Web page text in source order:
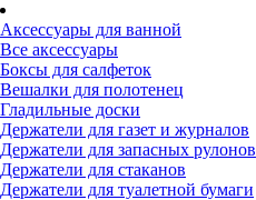
Аксессуары для ванной
Все аксессуары
Боксы для салфеток
Вешалки для полотенец
Гладильные доски
Держатели для газет и журналов
Держатели для запасных рулонов
Держатели для стаканов
Держатели для туалетной бумаги